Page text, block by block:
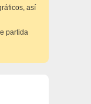
así
partida